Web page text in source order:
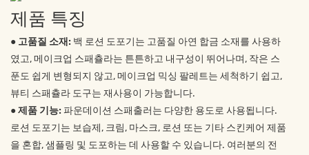
제품 특징
● 고품질 소재: 백 로션 도포기는 고품질 아연 합금 소재를 사용하
였고, 메이크업 스패츌라는 튼튼하고 내구성이 뛰어나며, 작은 스
푼도 쉽게 변형되지 않고, 메이크업 믹싱 팔레트는 세척하기 쉽고,
뷰티 스패츌라 도구는 재사용이 가능합니다.
●제품 기능:파운데이션 스패출러는 다양한 용도로 사용됩니다.
로션 도포기는 보습제, 크림, 마스크, 로션 또는 기타 스킨케어 제품
을 혼합, 샘플링 및 도포하는 데 사용할 수 있습니다. 여러분의 전